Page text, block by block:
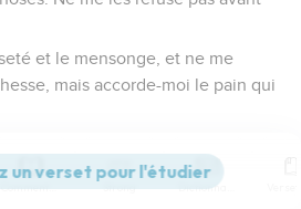
et le mensonge, et ne me
mais accorde-moi le pain qui
» ou, après avoir tout perdu, de
Commentaires Strong